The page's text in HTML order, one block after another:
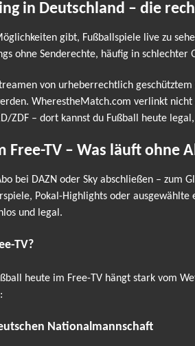
in Deutschland – die
gibt, Fußballspiele live zu
ohne Senderechte, häufig in
von urheberrechtlich
WherestheMatch.com verlinkt
ZDF – dort kannst du Fußball heute
Free-TV – Was läuft ohne
bei DAZN oder Sky abschließen – zum
Pokal-Highlights oder
und legal.
TV?
heute im Free-TV hängt stark vom
Nationalmannschaft